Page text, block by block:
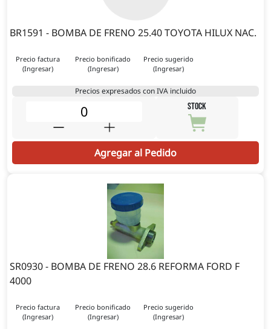
BR1591 - BOMBA DE FRENO 25.40 TOYOTA HILUX NAC.
Precio factura
(Ingresar)
Precio bonificado
(Ingresar)
Precio sugerido
(Ingresar)
Precios expresados con IVA incluido
STOCK
Agregar al Pedido
SR0930 - BOMBA DE FRENO 28.6 REFORMA FORD F
4000
Precio factura
(Ingresar)
Precio bonificado
(Ingresar)
Precio sugerido
(Ingresar)